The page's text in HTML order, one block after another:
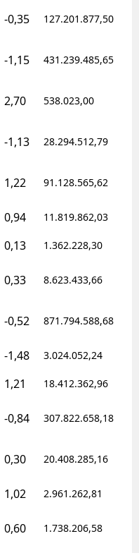
-0,35 127.201.877,50
-1,15 431.239.485,65
2,70 538.023,00
-1,13 28.294.512,79
1,22 91.128.565,62
0,94 11.819.862,03
0,13 1.362.228,30
0,33 8.623.433,66
-0,52 871.794.588,68
-1,48 3.024.052,24
1,21 18.412.362,96
-0,84 307.822.658,18
0,30 20.408.285,16
1,02 2.961.262,81
0,60 1.738.206,58